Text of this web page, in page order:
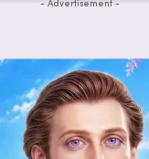
- Advertisement -